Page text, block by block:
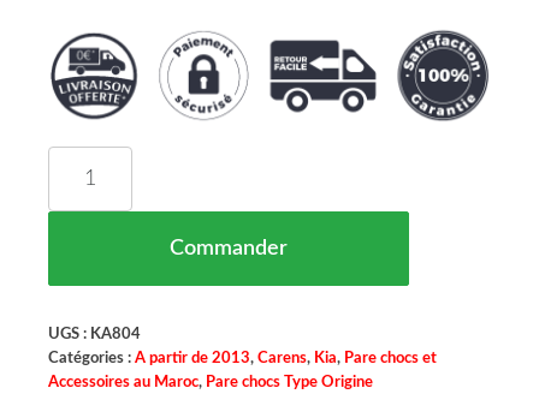
Commander
UGS : KA804
Catégories : A partir de 2013, Carens, Kia, Pare chocs et
Accessoires au Maroc, Pare chocs Type Origine